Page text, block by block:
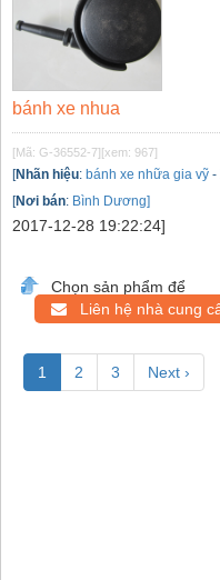
bánh xe nhua
[Mã: G-36552-7] [xem: 967]
[Nhãn hiệu: bánh xe nhữa gia vỹ -
[Nơi bán: Bình Dương]
2017-12-28 19:22:24]
Chọn sản phẩm để
Liên hệ nhà cung
1 2 3 Next ›